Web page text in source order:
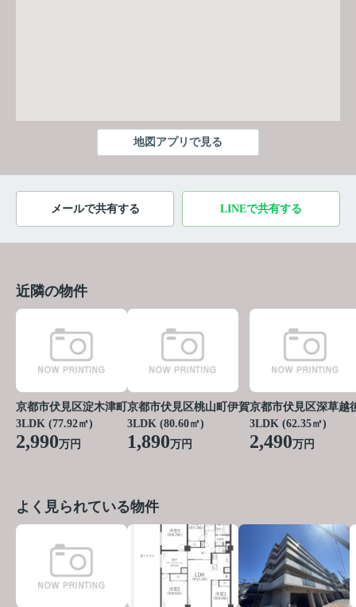
地図アプリで見る
メールで共有する LINEで共有する
近隣の物件
京都市伏見区淀木津町
3LDK (77.92㎡)
2,990万円
京都市伏見区桃山町伊賀
3LDK (80.60㎡)
1,890万円
京都市伏見区深草越
3LDK (62.35㎡)
2,490万円
よく見られている物件